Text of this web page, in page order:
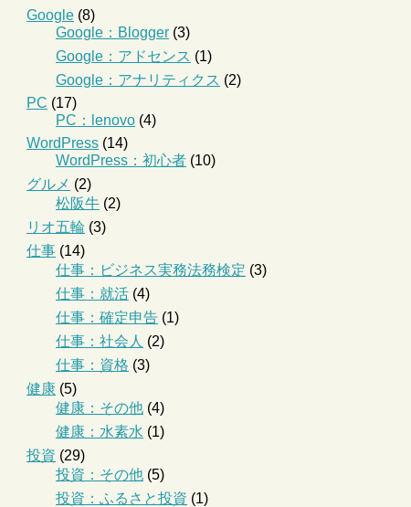
Google (8)
Google：Blogger (3)
Google：アドセンス (1)
Google：アナリティクス (2)
PC (17)
PC：lenovo (4)
WordPress (14)
WordPress：初心者 (10)
グルメ (2)
松阪牛 (2)
リオ五輪 (3)
仕事 (14)
仕事：ビジネス実務法務検定 (3)
仕事：就活 (4)
仕事：確定申告 (1)
仕事：社会人 (2)
仕事：資格 (3)
健康 (5)
健康：その他 (4)
健康：水素水 (1)
投資 (29)
投資：その他 (5)
投資：ふるさと投資 (1)